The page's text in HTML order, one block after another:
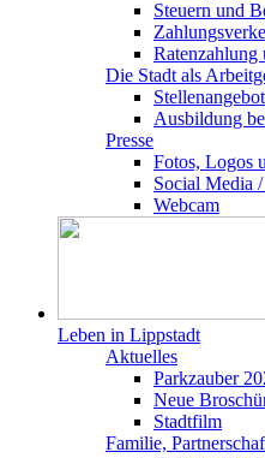
Steuern und
Ratenzahlung
Die Stadt als
Ausbildung
Presse
Fotos, Logos
Social Media
Webcam
Leben in Lippstadt
Aktuelles
Parkzauber
Neue
Stadtfilm
Familie,